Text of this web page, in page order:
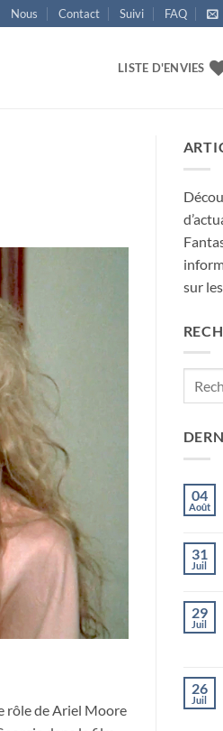
Nous Contact Suivi FAQ
LISTE D'ENVIES
rôle de Ariel Moore
sur
04
Août
31
Juil
29
Juil
26
Juil